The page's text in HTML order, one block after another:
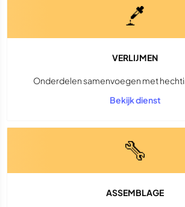
VERLIJMEN
Onderdelen samenvoegen met
Bekijk dienst
ASSEMBLAGE